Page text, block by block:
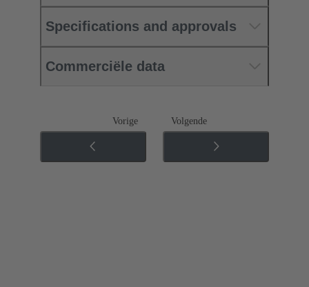
Specifications and approvals
Commerciële data
Vorige Volgende